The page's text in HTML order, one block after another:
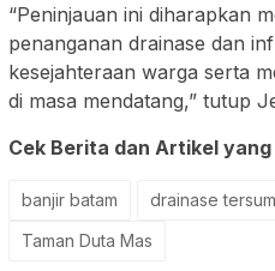
“Peninjauan ini diharapkan
penanganan drainase dan
kesejahteraan warga serta
di masa mendatang,” tutup
Cek Berita dan Artikel yang
banjir batam drainase
Taman Duta Mas